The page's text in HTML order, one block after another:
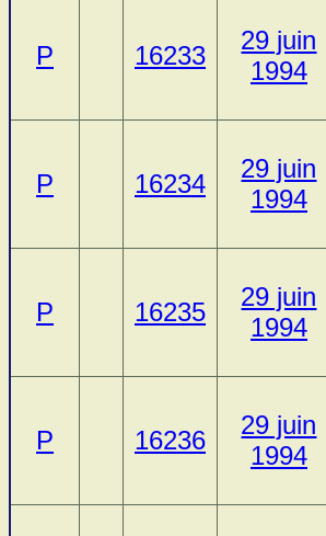
P 16233
29 juin
1994
P 16234
29 juin
1994
P 16235
29 juin
1994
P 16236
29 juin
1994